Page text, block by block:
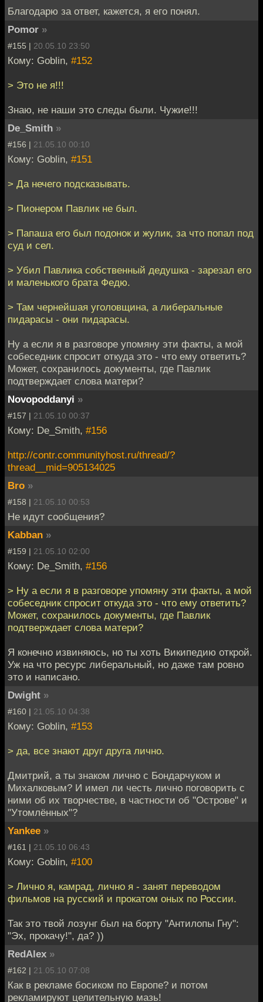
Благодарю за ответ, кажется, я его понял.
Pomor »
#155 | 20.05.10 23:50
Кому: Goblin, #152
> Это не я!!!
Знаю, не наши это следы были. Чужие!!!
De_Smith »
#156 | 21.05.10 00:10
Кому: Goblin, #151
> Да нечего подсказывать.
> Пионером Павлик не был.
> Папаша его был подонок и жулик, за что попал под
суд и сел.
> Убил Павлика собственный дедушка - зарезал его
и маленького брата Федю.
> Там чернейшая уголовщина, а либеральные
пидарасы - они пидарасы.
Ну а если я в разговоре упомяну эти факты, а мой
собеседник спросит откуда это - что ему ответить?
Может, сохранилось документы, где Павлик
подтверждает слова матери?
Novopoddanyi »
#157 | 21.05.10 00:37
Кому: De_Smith, #156
http://contr.communityhost.ru/thread/?
thread__mid=905134025
Bro »
#158 | 21.05.10 00:53
Не идут сообщения?
Kabban »
#159 | 21.05.10 02:00
Кому: De_Smith, #156
> Ну а если я в разговоре упомяну эти факты, а мой
собеседник спросит откуда это - что ему ответить?
Может, сохранилось документы, где Павлик
подтверждает слова матери?
Я конечно извиняюсь, но ты хоть Википедию открой.
Уж на что ресурс либеральный, но даже там ровно
это и написано.
Dwight »
#160 | 21.05.10 04:38
Кому: Goblin, #153
> да, все знают друг друга лично.
Дмитрий, а ты знаком лично с Бондарчуком и
Михалковым? И имел ли честь лично поговорить с
ними об их творчестве, в частности об "Острове" и
"Утомлённых"?
Yankee »
#161 | 21.05.10 06:43
Кому: Goblin, #100
> Лично я, камрад, лично я - занят переводом
фильмов на русский и прокатом оных по России.
Так это твой лозунг был на борту "Антилопы Гну":
"Эх, прокачу!", да? ))
RedAlex »
#162 | 21.05.10 07:08
Как в рекламе босиком по Европе? и потом
рекламируют целительную мазь!